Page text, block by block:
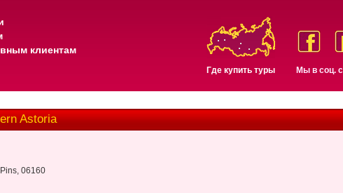
клиентам
Где купить туры Мы в соц.
Astoria
06160